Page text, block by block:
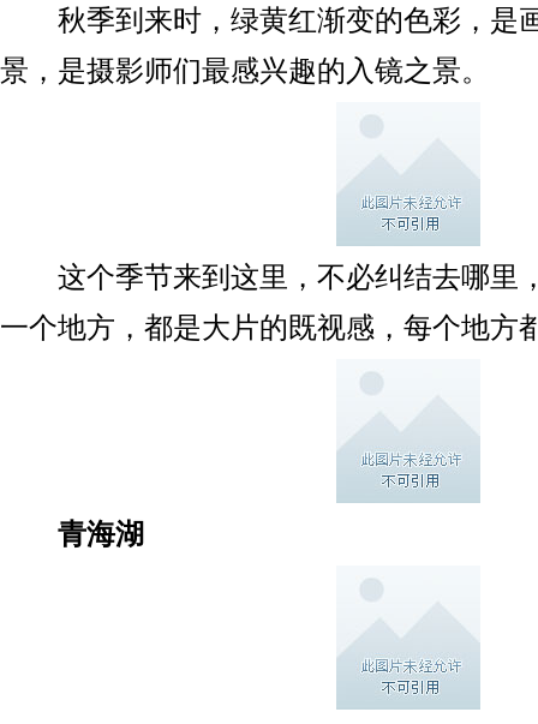
秋季到来时，绿黄红渐变的色彩，是
景，是摄影师们最感兴趣的入镜之景。
这个季节来到这里，不必纠结去哪里
一个地方，都是大片的既视感，每个地方
青海湖